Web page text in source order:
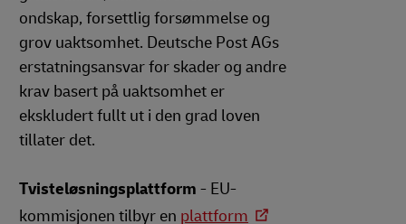
ondskap, forsettlig forsømmelse og
grov uaktsomhet. Deutsche Post AGs
erstatningsansvar for skader og andre
krav basert på uaktsomhet er
ekskludert fullt ut i den grad loven
tillater det.
Tvisteløsningsplattform - EU-
kommisjonen tilbyr en plattform